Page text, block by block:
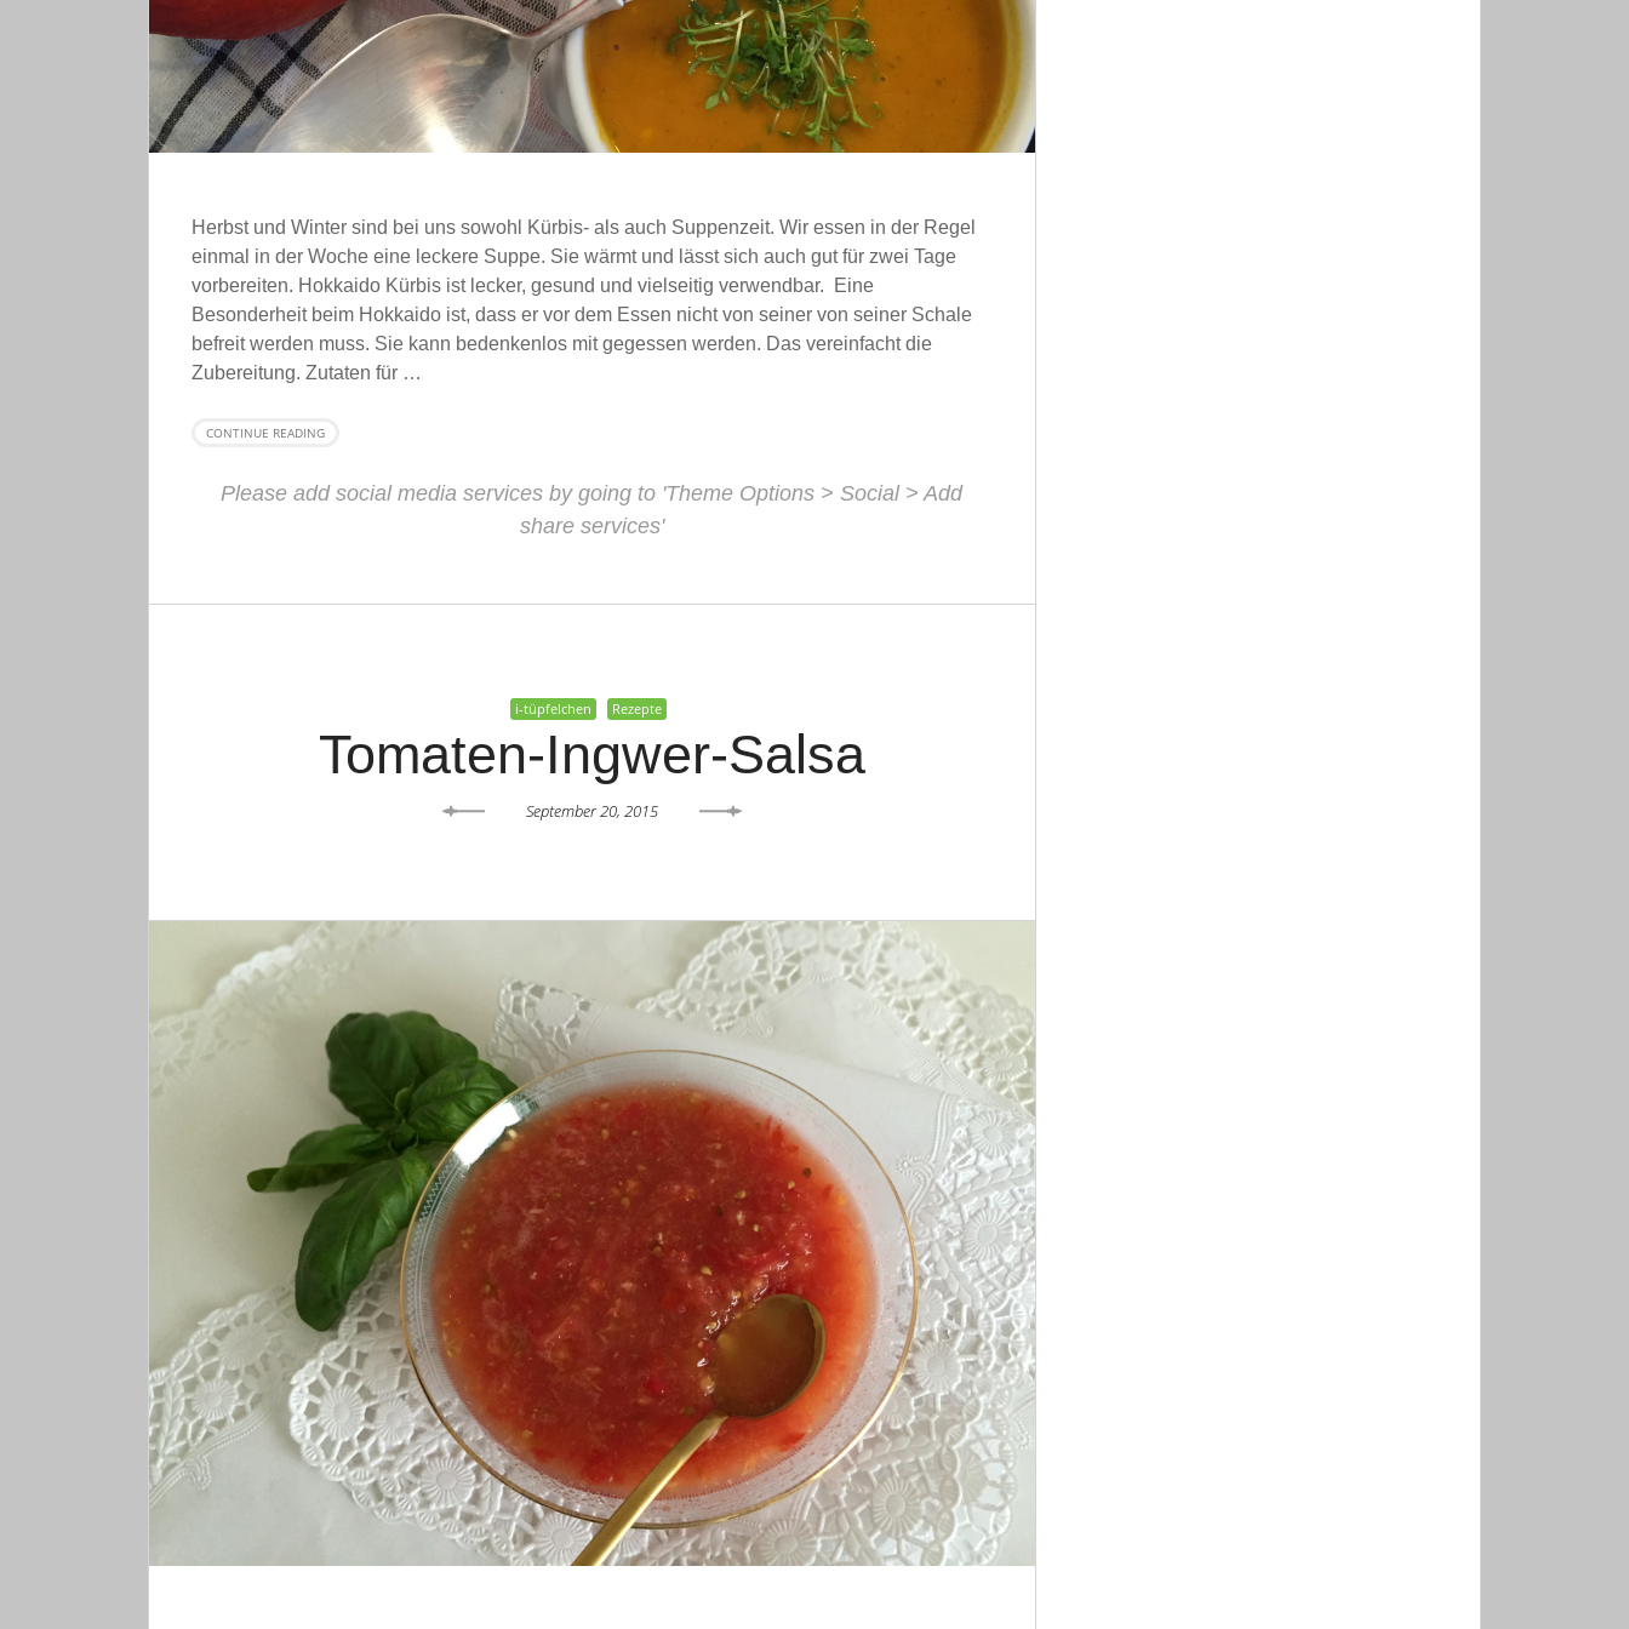
Herbst und Winter sind bei uns sowohl Kürbis- als auch Suppenzeit. Wir essen in der Regel
einmal in der Woche eine leckere Suppe. Sie wärmt und lässt sich auch gut für zwei Tage
vorbereiten. Hokkaido Kürbis ist lecker, gesund und vielseitig verwendbar. Eine
Besonderheit beim Hokkaido ist, dass er vor dem Essen nicht von seiner von seiner Schale
befreit werden muss. Sie kann bedenkenlos mit gegessen werden. Das vereinfacht die
Zubereitung. Zutaten für …
CONTINUE READING
Please add social media services by going to 'Theme Options > Social > Add
share services'
i-tüpfelchen Rezepte
Tomaten-Ingwer-Salsa
September 20, 2015